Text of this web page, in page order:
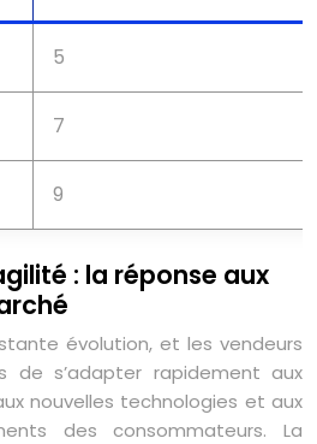
5
7
9
: la réponse aux
évolution, et les vendeurs
de s’adapter rapidement aux
nouvelles technologies et aux
des consommateurs. La